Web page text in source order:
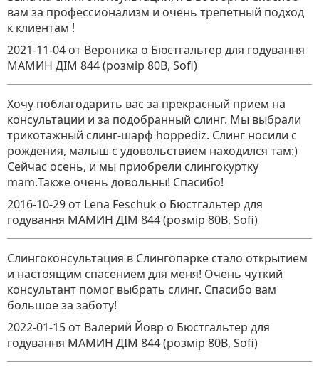
вам за профессионализм и очень трепетный подход
к клиентам !
2021-11-04 от Вероника о Бюстгальтер для годування
МАМИН ДІМ 844 (розмір 80B, Sofi)
Хочу поблагодарить вас за прекрасный прием на
консультации и за подобранный слинг. Мы выбрали
трикотажный слинг-шарф hoppediz. Слинг носили с
рождения, малыш с удовольствием находился там:)
Сейчас осень, и мы приобрели слингокуртку
mam.Также очень довольны! Спасибо!
2016-10-29 от Lena Feschuk о Бюстгальтер для
годування МАМИН ДІМ 844 (розмір 80B, Sofi)
Слингоконсультация в Слингопарке стало открытием
и настоящим спасением для меня! Очень чуткий
консультант помог выбрать слинг. Спасибо вам
большое за заботу!
2022-01-15 от Валерий Йовр о Бюстгальтер для
годування МАМИН ДІМ 844 (розмір 80B, Sofi)